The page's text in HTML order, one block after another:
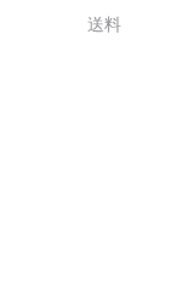
故障の修理
保証書は
発送時に
時間を合
水に濡れ
ご利用の
います。
送料